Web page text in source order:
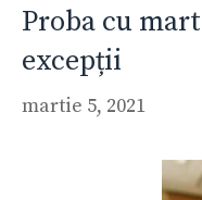
Proba cu
excepții
martie 5, 2021